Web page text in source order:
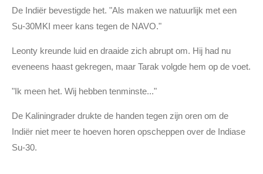
De Indiër bevestigde het. "Als maken we natuurlijk met een
Su-30MKI meer kans tegen de NAVO."
Leonty kreunde luid en draaide zich abrupt om. Hij had nu
eveneens haast gekregen, maar Tarak volgde hem op de voet.
"Ik meen het. Wij hebben tenminste..."
De Kaliningrader drukte de handen tegen zijn oren om de
Indiër niet meer te hoeven horen opscheppen over de Indiase
Su-30.